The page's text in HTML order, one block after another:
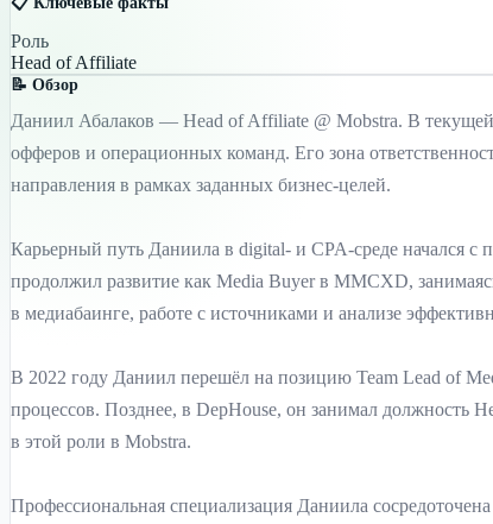
Роль
Head of Affiliate
📝 Обзор
Даниил Абалаков — Head of Affiliate @ Mobstra. В текущей
офферов и операционных команд. Его зона
направления в рамках заданных бизнес-целей.
Карьерный путь Даниила в digital- и CPA-среде начался
продолжил развитие как Media Buyer в MMCXD,
в медиабаинге, работе с источниками и анализе
В 2022 году Даниил перешёл на позицию Team Lead of
процессов. Позднее, в DepHouse, он занимал должность
в этой роли в Mobstra.
Профессиональная специализация Даниила